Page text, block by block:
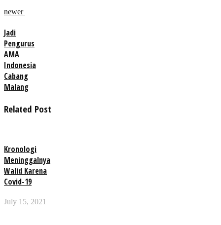
newer
Jadi
Pengurus
AMA
Indonesia
Cabang
Malang
Related Post
Kronologi
Meninggalnya
Walid Karena
Covid-19
July 15, 2021